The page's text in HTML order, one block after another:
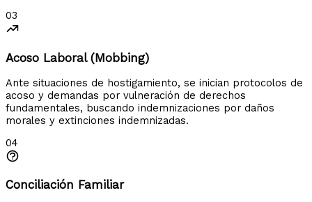
03
Acoso Laboral (Mobbing)
Ante situaciones de hostigamiento, se inician protocolos de
acoso y demandas por vulneración de derechos
fundamentales, buscando indemnizaciones por daños
morales y extinciones indemnizadas.
04
Conciliación Familiar